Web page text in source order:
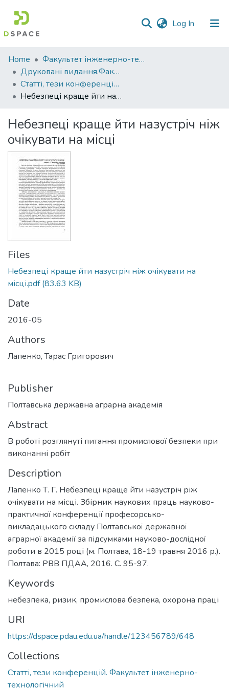
Log In (current)
Communities
&
Collections
Statistics
Home
Факультет інженерно-технологічний
Друковані видання.Факультет інженерно-технологічний
Статті, тези конференцій. Факультет інженерно-технологічний
Небезпеці краще йти назустріч ніж очікувати на місці
Небезпеці краще йти назустріч ніж
очікувати на місці
Files
Небезпеці краще йти назустріч ніж очікувати на
місці.pdf(83.63 KB)
Date
2016-05
Authors
Лапенко, Тарас Григорович
Publisher
Полтавська державна аграрна академія
Abstract
В роботі розглянуті питання промислової безпеки при
виконанні робіт
Description
Лапенко Т. Г. Небезпеці краще йти назустріч ріж
очікувати на місці. Збірник наукових праць науково-
практичної конференції професорсько-
викладацького складу Полтавської державної
аграрної академії за підсумками науково-дослідної
роботи в 2015 році (м. Полтава, 18-19 травня 2016 р.).
Полтава: РВВ ПДАА, 2016. С. 95-97.
Keywords
небезпека, ризик, промислова безпека, охорона праці
URI
https://dspace.pdau.edu.ua/handle/123456789/648
Collections
Статті, тези конференцій. Факультет інженерно-
технологічний